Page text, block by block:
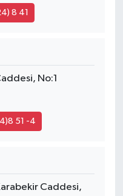
8 41
No:1
51 -4
Caddesi,